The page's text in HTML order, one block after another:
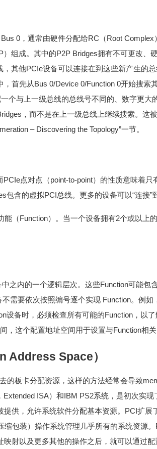
0，通常由硬件分配给RC（Root
组成。其中的P2P Bridges拥有不可更改、
其他PCIe设备可以连接在到这些新产生的
首先从Bus 0/Device 0/Function 0开始搜索
个与上一级总线的总线号不同的、数字更大
，而不是在上一级总线上继续搜索。这
– Discovering the Topology”一节。
点对点（point-to-point）的性质意味着
含的虚拟PCI总线。更多的设备可以“连接”
（Function）。当一个设备拥有2个或以上
之内的一个逻辑层次。这些Function可能包
需要依次按照编号逐个实现 Function。例
设备时，必须检查所有可能的Function，以
，这个配置地址空间用于设置与Function相关
Address Space）
的板卡分配资源，这样的方法经常会导致
ISA）和IBM PS2系统，是初次实现
供，允许系统软件分配基本资源。PCI扩展
包装）操作系统管理几乎所有的系统资源
射以及更多其他的操作之后，就可以通过